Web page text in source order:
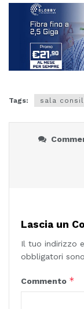
Tags: sala
Lascia un
Il tuo indirizzo
obbligatori
Commento *